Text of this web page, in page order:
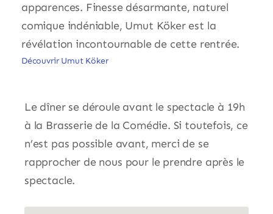
apparences. Finesse désarmante, naturel
comique indéniable, Umut Köker est la
révélation incontournable de cette rentrée.
Découvrir Umut Köker
Le dîner se déroule avant le spectacle à 19h
à la Brasserie de la Comédie. Si toutefois, ce
n’est pas possible avant, merci de se
rapprocher de nous pour le prendre après le
spectacle.